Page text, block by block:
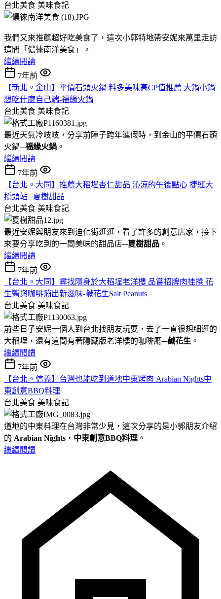
台北美食 美味食記
我們又來推薦超好吃美食了，這次小郭特地帶安妮來萬里走訪
這間「儂徠南洋美食」。
繼續閱讀
7年前
【新北。金山】平價石頭火鍋 料多美味高CP值推薦 大鍋小鍋
想吃什麼自己端-福緣火鍋
台北美食 美味食記
最近天氣冷吱吱，分享前陣子跨年連假時，到金山的平價石頭
火鍋─福緣火鍋 。
繼續閱讀
7年前
【台北。大同】推薦大稻埕杏仁甜品 沁涼的午後點心 捷運大
橋頭站─夏樹甜品
台北美食 美味食記
最近安妮與朋友來到迪化街逛逛，看了許多的創意店家，接下
來要分享吃到的一間美味的甜品店─夏樹甜品 。
繼續閱讀
7年前
【台北。大同】尋找隱身於大稻埕老洋樓 品嘗招牌肉桂捲 花
生醬與咖啡蹦出新滋味-鹹花生Salt Peanuts
台北美食 美味食記
前些日子安妮一個人到台北找朋友玩耍，去了一直很想細逛的
大稻埕，還有這間有著隱藏版老洋樓的咖啡廳─鹹花生 。
繼續閱讀
7年前
【台北。信義】台灣也能吃到道地中東烤肉 Arabian Nights中
東創意BBQ料理
台北美食 美味食記
道地的中東料理在台灣非常少見，這次分享的是小郭朋友介紹
的 Arabian Nights ， 中東創意BBQ料理 。
繼續閱讀